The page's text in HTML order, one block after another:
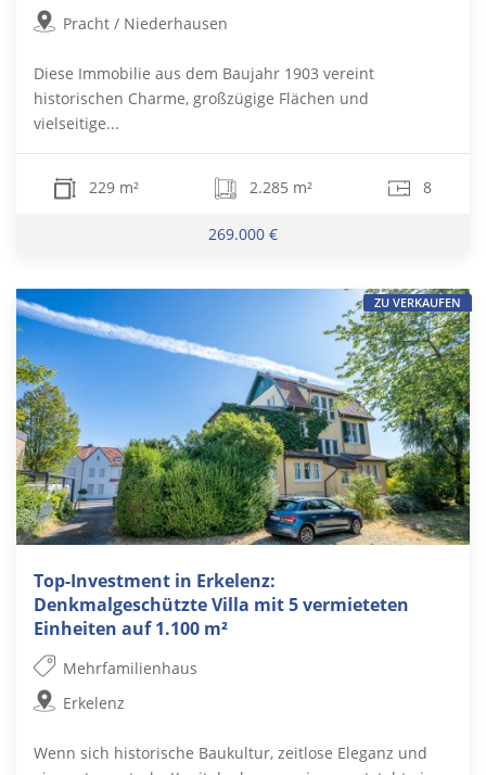
Pracht / Niederhausen
Diese Immobilie aus dem Baujahr 1903 vereint
historischen Charme, großzügige Flächen und
vielseitige...
229 m² 2.285 m² 8
269.000 €
Top-Investment in Erkelenz:
Denkmalgeschützte Villa mit 5 vermieteten
Einheiten auf 1.100 m²
Mehrfamilienhaus
Erkelenz
Wenn sich historische Baukultur, zeitlose Eleganz und
ZU VERKAUFEN